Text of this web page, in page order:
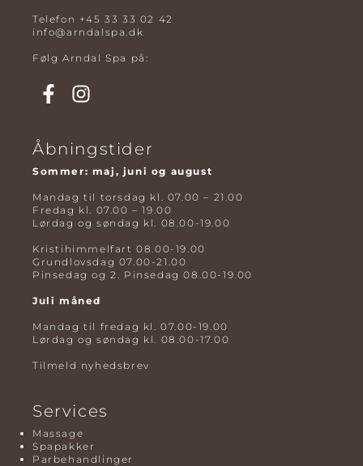
Telefon +45 33 33 02 42
info@arndalspa.dk
Følg Arndal Spa på:
Åbningstider
Sommer: maj, juni og august
Mandag til torsdag kl. 07.00 – 21.00
Fredag kl. 07.00 – 19.00
Lørdag og søndag kl. 08.00-19.00
Kristihimmelfart 08.00-19.00
Grundlovsdag 07.00-21.00
Pinsedag og 2. Pinsedag 08.00-19.00
Juli måned
Mandag til fredag kl. 07.00-19.00
Lørdag og søndag kl. 08.00-17.00
Tilmeld nyhedsbrev
Services
Massage
Spapakker
Parbehandlinger